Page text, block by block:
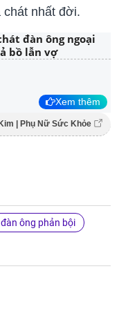
nhất đời.
đàn ông ngoại
bồ lẫn vợ
Xem thêm
| Phụ Nữ Sức Khỏe
đàn ông phản bội